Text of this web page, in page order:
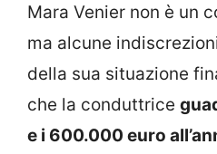
Mara Venier non è un
ma alcune
della sua situazione
che la conduttrice
e i 600.000 euro